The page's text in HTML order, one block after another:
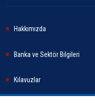
Hakkımızda
Banka ve Sektör Bilgileri
Kılavuzlar